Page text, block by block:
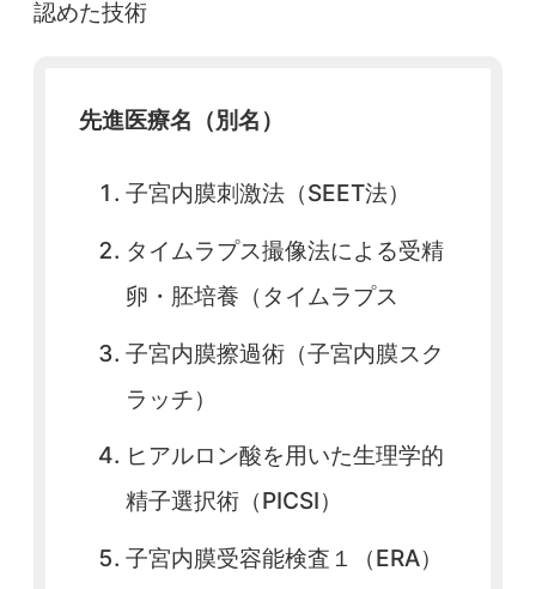
認めた技術
先進医療名（別名）
子宮内膜刺激法（SEET法）
タイムラプス撮像法による受精
卵・胚培養（タイムラプス
子宮内膜擦過術（子宮内膜スク
ラッチ）
ヒアルロン酸を用いた生理学的
精子選択術（PICSI）
子宮内膜受容能検査１（ERA）